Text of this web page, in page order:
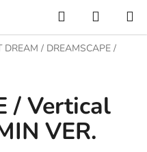
Hľadať
KOŠÍK
DREAM / DREAMSCAPE /
/ Vertical
VER.